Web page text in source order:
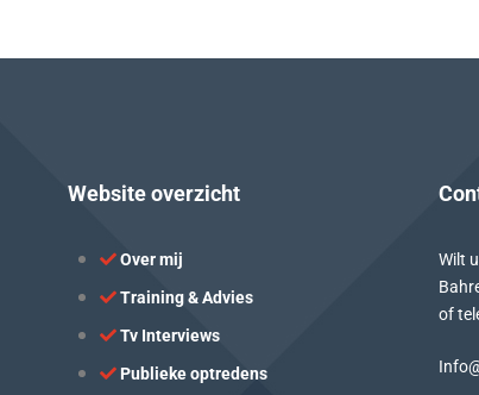
Website overzicht
Over mij
Training & Advies
Tv Interviews
Publieke optredens
Wilt
of